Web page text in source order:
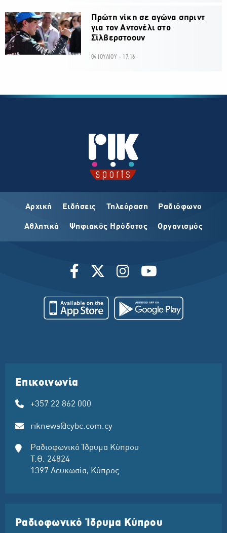
Πρώτη νίκη σε αγώνα σπριντ
για τον Αντονέλι στο
Σίλβερστοουν
04 ΙΟΥΛΙΟΥ - 17:16
Αρχική Ειδήσεις Τηλεόραση Ραδιόφωνο
Αθλητικά Ψηφιακός Ηρόδοτος Οργανισμός
Επικοινωνία
+357 22 862 000
riknews@cybc.com.cy
Ραδιοφωνικό Ίδρυμα Κύπρου
Τ.Θ. 24824
1397 Λευκωσία, Κύπρος
Ραδιοφωνικό Ίδρυμα Κύπρου